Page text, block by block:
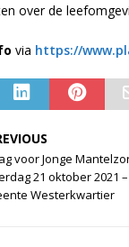
over de
via https://
voor Jonge
21 oktober 2021 –
Westerkwartier